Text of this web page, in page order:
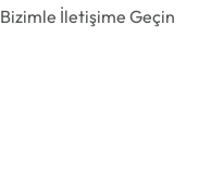
Bizimle İletişime Geçin